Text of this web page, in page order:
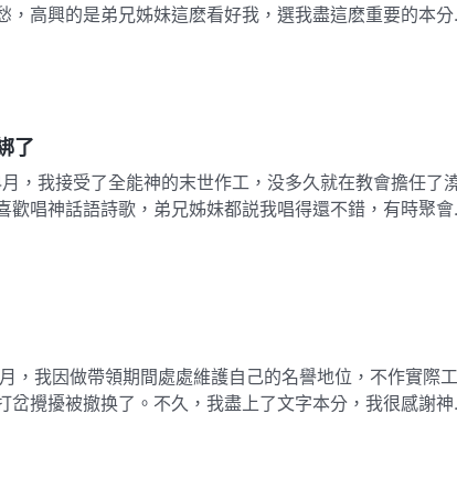
，高興的是弟兄姊妹這麽看好我，選我盡這麽重要的本分
解决，他們會不會説我太差勁、没有真理實際啊？那可太
了
歡唱神話語詩歌，弟兄姊妹都説我唱得還不錯，有時聚會
覺得自己的素質還不錯。一段時間後，我發現教會帶領小
岔攪擾被撤换了。不久，我盡上了文字本分，我很感謝神
一段時間後我負責的文字工作果效有了明顯提升。聽到弟